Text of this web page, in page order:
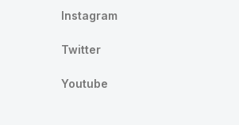
Instagram
Twitter
Youtube